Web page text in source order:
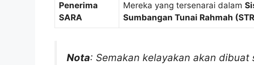
Penerima
SARA
Mereka yang tersenarai dalam
Sumbangan Tunai Rahmah
Nota: Semakan kelayakan akan